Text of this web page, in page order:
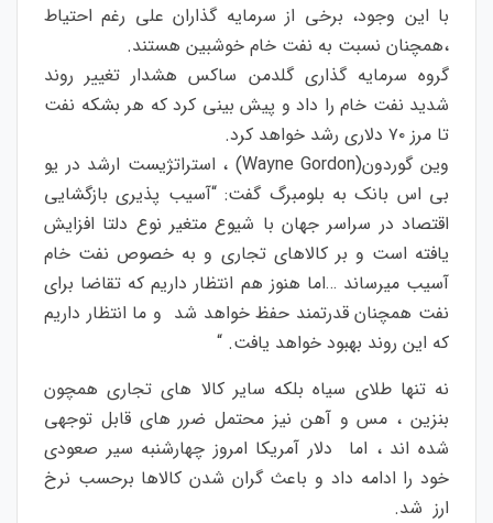
با این وجود، برخی از سرمایه گذاران علی رغم احتیاط
،همچنان نسبت به نفت خام خوشبین هستند.
گروه سرمایه گذاری گلدمن ساکس هشدار تغییر روند
شدید نفت خام را داد و پیش بینی کرد که هر بشکه نفت
تا مرز ۷۰ دلاری رشد خواهد کرد.
وین گوردون(Wayne Gordon) ، استراتژیست ارشد در یو
بی اس بانک به بلومبرگ گفت: “آسیب پذیری بازگشایی
اقتصاد در سراسر جهان با شیوع متغیر نوع دلتا افزایش
یافته است و بر کالاهای تجاری و به خصوص نفت خام
آسیب میرساند …اما هنوز هم انتظار داریم که تقاضا برای
نفت همچنان قدرتمند حفظ خواهد شد و ما انتظار داریم
که این روند بهبود خواهد یافت. “
نه تنها طلای سیاه بلکه سایر کالا های تجاری همچون
بنزین ، مس و آهن نیز محتمل ضرر های قابل توجهی
شده اند ، اما دلار آمریکا امروز چهارشنبه سیر صعودی
خود را ادامه داد و باعث گران شدن کالاها برحسب نرخ
ارز شد.